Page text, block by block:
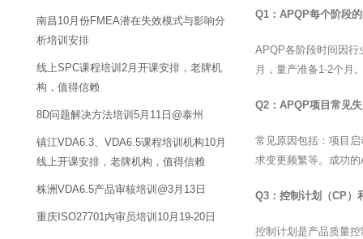
Q1：APQP每个阶段
APQP各阶段时间因行
月，量产准备1-2个月
Q2：APQP项目常见
常见原因包括：项目
求变更频繁等。成功
Q3：控制计划（CP）
控制计划是产品质量
南昌10月份FMEA潜在失效模式与影响分
析培训安排
线上SPC课程培训2月开课安排，老牌机
构，值得信赖
8D问题解决方法培训5月11日@泰州
镇江VDA6.3、VDA6.5课程培训机构10月
线上开课安排，老牌机构，值得信赖
株洲VDA6.5产品审核培训@3月13日
重庆ISO27701内审员培训10月19-20日